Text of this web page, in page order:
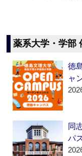
薬系大学・学部
徳
ャ
同
パ